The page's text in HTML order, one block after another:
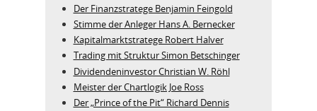
Der Finanzstratege Benjamin Feingold
Stimme der Anleger Hans A. Bernecker
Kapitalmarktstratege Robert Halver
Trading mit Struktur Simon Betschinger
Dividendeninvestor Christian W. Röhl
Meister der Chartlogik Joe Ross
Der „Prince of the Pit“ Richard Dennis